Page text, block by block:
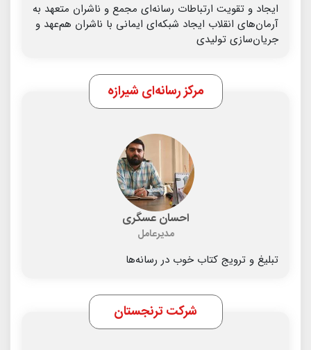
ایجاد و تقویت ارتباطات رسانه‌ای مجمع و ناشران متعهد به
آرمان‌های انقلاب ایجاد شبکه‌ای ایمانی با ناشران هم‌عهد و
جریان‌سازی تولیدی
مرکز رسانه‌ای شیرازه
احسان عسگری
مدیرعامل
تبلیغ و ترویج کتاب خوب در رسانه‌ها
شرکت ترنجستان